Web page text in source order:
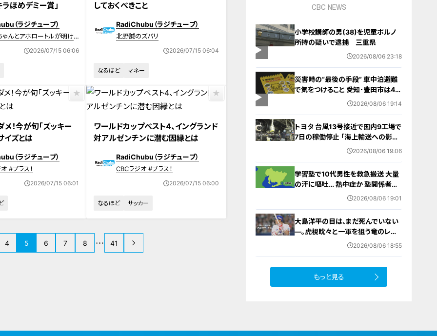
ラほめデミー賞」
（ラジチューブ）
ゃんとアホロートルが明け
ラジオ
2026/07/15 06:06
しておくべきこと
RadiChubu（ラジチューブ）
北野誠のズバリ
2026/07/15 06:04
なるほど マネー
！今が旬「ズッキー
イズとは
（ラジチューブ）
#プラス！
2026/07/15 06:01
ワールドカップベスト4、イングランド
対アルゼンチンに潜む因縁とは
RadiChubu（ラジチューブ）
CBCラジオ #プラス！
2026/07/15 06:00
なるほど サッカー
4 5 6 7 8 41
CBC NEWS
小学校講師の男(38)を児童ポルノ
所持の疑いで逮捕 三重県
2026/08/06 23:18
災害時の“最後の手段” 車中泊避難
で気をつけること 愛知･豊田市は4年
前からマニュアル作成 最悪の場合2026/08/06 19:14
トヨタ 台風13号接近で国内9工場で
7日の稼働停止 ｢海上輸送への影響
を踏まえ判断｣ 夏季連休明けの17日
2026/08/06 19:06
学習塾で10代男性を救急搬送 大量
の汗に嘔吐… 熱中症か 塾関係者が
消防に通報 名古屋 2026/08/06 19:01
大島洋平の目は、まだ死んでいない
―。虎視眈々と一軍を狙う竜のレジ
ェンドが明かした現状とドラゴンズ
2026/08/06 18:55
もっと見る